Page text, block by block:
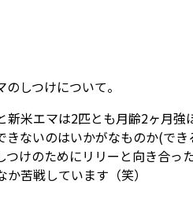
しつけについて。
新米エマは2匹とも月齢2ヶ月
きないのはいかがなものか(で
つけのためにリリーと向き合
苦戦しています（笑）